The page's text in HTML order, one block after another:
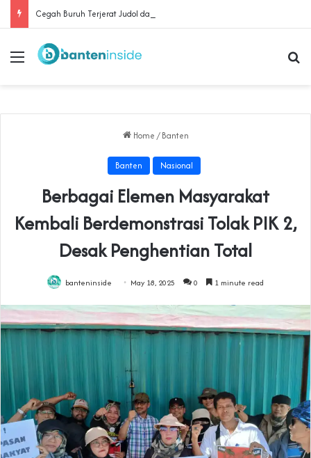
Menu
Home / Banten
Banten Nasional
Berbagai Elemen Masyarakat
Kembali Berdemonstrasi Tolak PIK 2,
Desak Penghentian Total
banteninside May 18, 2025 0 1 minute read